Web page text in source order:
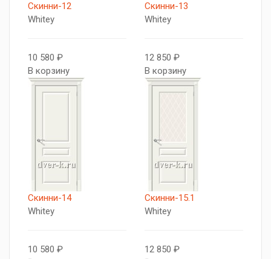
Скинни-12
Whitey
10 580 ₽
В корзину
Скинни-13
Whitey
12 850 ₽
В корзину
Скинни-14
Whitey
10 580 ₽
Скинни-15.1
Whitey
12 850 ₽